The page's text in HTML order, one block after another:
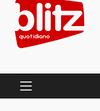
content
PRIMARY